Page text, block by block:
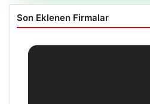
Son Eklenen Firmalar